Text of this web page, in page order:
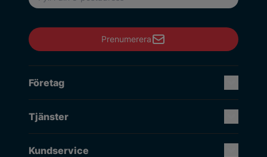
Prenumerera
Företag
Tjänster
Kundservice